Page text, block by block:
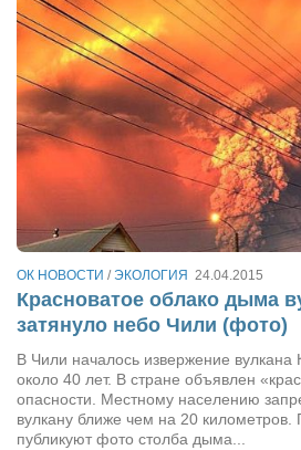
ОК НОВОСТИ /ЭКОЛОГИЯ 24.04.2015
Красноватое облако дыма
затянуло небо Чили (фото)
В Чили началось извержение вулкана
около 40 лет. В стране объявлен
опасности. Местному населению
вулкану ближе чем на 20 километров.
публикуют фото столба дыма...